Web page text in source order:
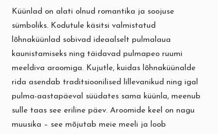
Küünlad on alati olnud romantika ja soojuse
sümboliks. Kodutule käsitsi valmistatud
lõhnaküünlad sobivad ideaalselt pulmalaua
kaunistamiseks ning täidavad pulmapeo ruumi
meeldiva aroomiga. Kujutle, kuidas lõhnaküünalde
rida asendab traditsioonilised lillevanikud ning igal
pulma-aastapäeval süüdates sama küünla, meenub
sulle taas see eriline päev. Aroomide keel on nagu
muusika – see mõjutab meie meeli ja loob